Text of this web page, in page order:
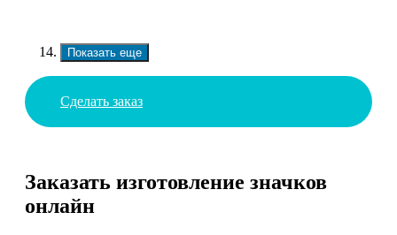
Показать еще
Сделать заказ
Заказать изготовление значков
онлайн